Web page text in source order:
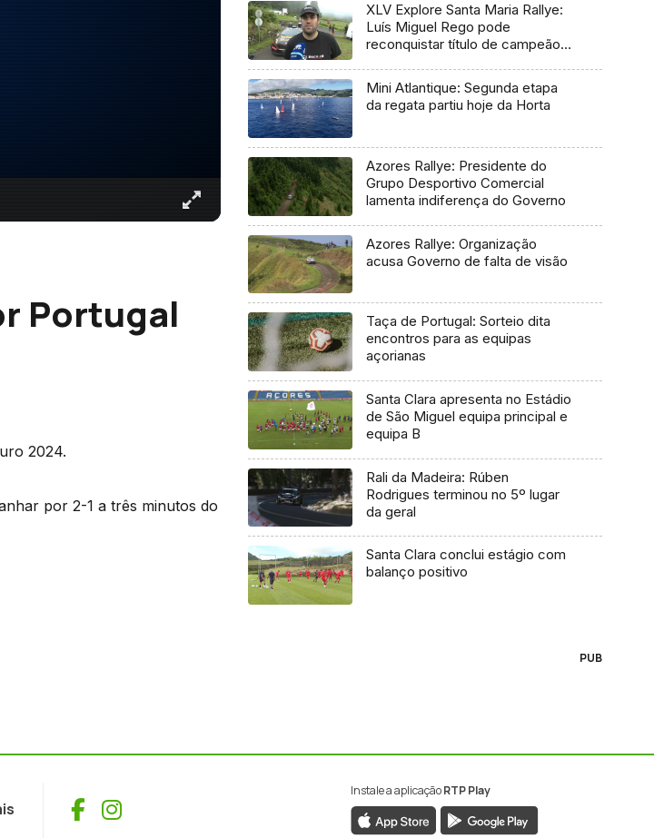
Portugal
2024.
por 2-1 a três minutos do
XLV Explore Santa Maria Rallye:
Luís Miguel Rego pode
reconquistar título de campeão
Mini Atlantique: Segunda etapa
da regata partiu hoje da Horta
Azores Rallye: Presidente do
Grupo Desportivo Comercial
lamenta indiferença do Governo
Azores Rallye: Organização
acusa Governo de falta de visão
Taça de Portugal: Sorteio dita
encontros para as equipas
açorianas
Santa Clara apresenta no Estádio
de São Miguel equipa principal e
equipa B
Rali da Madeira: Rúben
Rodrigues terminou no 5º lugar
da geral
Santa Clara conclui estágio com
balanço positivo
PUB
Facebook
Instagram
Instale a aplicaçãoRTP Play